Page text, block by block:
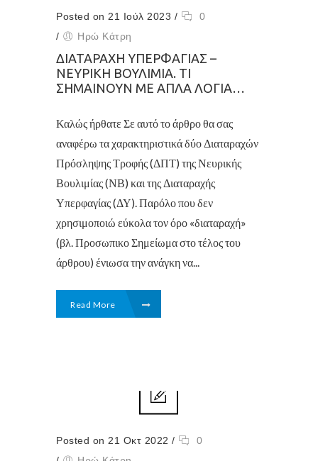
Posted on 21 Ιούλ 2023 /
0
/
Ηρώ Κάτρη
ΔΙΑΤΑΡΑΧΉ ΥΠΕΡΦΑΓΊΑΣ –
ΝΕΥΡΙΚΉ ΒΟΥΛΙΜΊΑ. ΤΙ
ΣΗΜΑΊΝΟΥΝ ΜΕ ΑΠΛΆ ΛΌΓΙΑ…
Καλώς ήρθατε Σε αυτό το άρθρο θα σας
αναφέρω τα χαρακτηριστικά δύο Διαταραχών
Πρόσληψης Τροφής (ΔΠΤ) της Νευρικής
Βουλιμίας (ΝΒ) και της Διαταραχής
Υπερφαγίας (ΔΥ). Παρόλο που δεν
χρησιμοποιώ εύκολα τον όρο «διαταραχή»
(βλ. Προσωπικο Σημείωμα στο τέλος του
άρθρου) ένιωσα την ανάγκη να...
Read More
Posted on 21 Οκτ 2022 /
0